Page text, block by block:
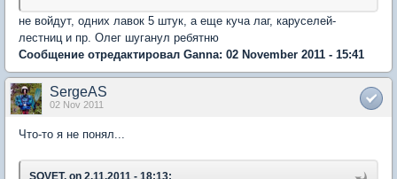
не войдут, одних лавок 5 штук, а еще куча лаг, каруселей-
лестниц и пр. Олег шуганул ребятню
Сообщение отредактировал Ganna: 02 November 2011 - 15:41
SergeAS
02 Nov 2011
Что-то я не понял...
SOVET, on 2.11.2011 - 18:13: